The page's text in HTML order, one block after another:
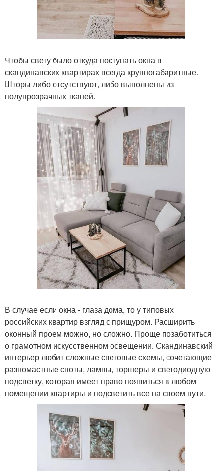
Чтобы свету было откуда поступать окна в
скандинавских квартирах всегда крупногабаритные.
Шторы либо отсутствуют, либо выполнены из
полупрозрачных тканей.
В случае если окна - глаза дома, то у типовых
российских квартир взгляд с прищуром. Расширить
оконный проем можно, но сложно. Проще позаботиться
о грамотном искусственном освещении. Скандинавский
интерьер любит сложные световые схемы, сочетающие
разномастные споты, лампы, торшеры и светодиодную
подсветку, которая имеет право появиться в любом
помещении квартиры и подсветить все на своем пути.